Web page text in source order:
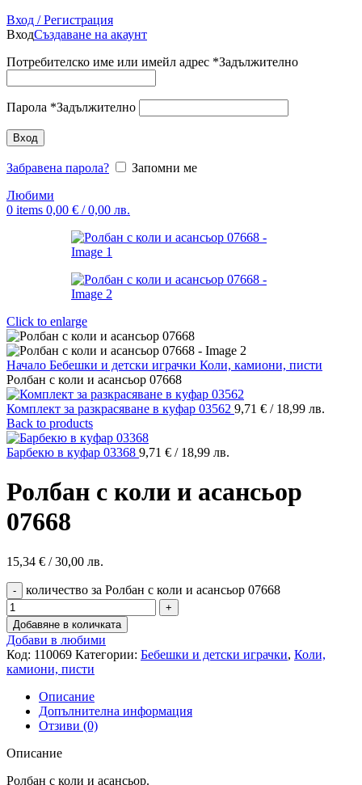
Вход / Регистрация
ВходСъздаване на акаунт
Потребителско име или имейл адрес *Задължително
Парола *Задължително
Вход
Забравена парола?
Запомни ме
Любими
0 items 0,00 € / 0,00 лв.
Click to enlarge
Начало Бебешки и детски играчки Коли, камиони, писти
Ролбан с коли и асансьор 07668
Комплект за разкрасяване в куфар 03562 9,71 € / 18,99 лв.
Back to products
Барбекю в куфар 03368 9,71 € / 18,99 лв.
Ролбан с коли и асансьор
07668
15,34 € / 30,00 лв.
количество за Ролбан с коли и асансьор 07668
Добавяне в количката
Добави в любими
Код: 110069 Категории: Бебешки и детски играчки, Коли,
камиони, писти
Описание
Допълнителна информация
Отзиви (0)
Описание
Ролбан с коли и асансьор.